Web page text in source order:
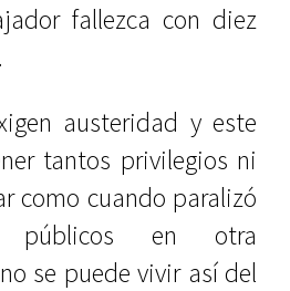
fallezca con diez
austeridad y este
tantos privilegios ni
como cuando paralizó
públicos en otra
se puede vivir así del